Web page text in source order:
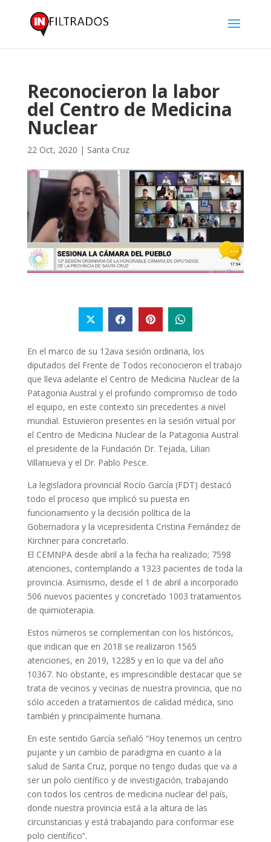
Reconocieron la labor
del Centro de Medicina
Nuclear
22 Oct, 2020 | Santa Cruz
En el marco de su 12ava sesión ordinaria, los
diputados del Frente de Todos reconocieron el trabajo
que lleva adelante el Centro de Medicina Nuclear de la
Patagonia Austral y el profundo compromiso de todo
el equipo, en este contexto sin precedentes a nivel
mundial. Estuvieron presentes en la sesión virtual por
el Centro de Medicina Nuclear de la Patagonia Austral
el presidente de la Fundación Dr. Tejada, Lilian
Villanueva y el Dr. Pablo Pesce.
La legisladora provincial Rocío García (FDT) destacó
todo el proceso que implicó su puesta en
funcionamiento y la decisión política de la
Gobernadora y la vicepresidenta Cristina Fernández de
Kirchner para concretarlo.
El CEMNPA desde abril a la fecha ha realizado; 7598
atenciones, contemplando a 1323 pacientes de toda la
provincia. Asimismo, desde el 1 de abril a incorporado
506 nuevos pacientes y concretado 1003 tratamientos
de quimioterapia.
Estos números se complementan con los históricos,
que indican que en 2018 se realizaron 1565
atenciones, en 2019, 12285 y en lo que va del año
10367. No obstante, es imprescindible destacar que se
trata de vecinos y vecinas de nuestra provincia, que no
sólo acceden a tratamientos de calidad médica, sino
también y principalmente humana.
En este sentido García señaló “Hoy tenemos un centro
pujante y un cambio de paradigma en cuanto a la
salud de Santa Cruz, porque no tengo dudas que va a
ser un polo científico y de investigación, trabajando
con todos los centros de medicina nuclear del país,
donde nuestra provincia está a la altura de las
circunstancias y está trabajando para conformar ese
polo científico”.